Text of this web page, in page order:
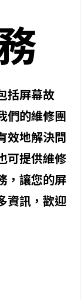
括屏幕故
們的維修團
效地解決問
可提供維修
，讓您的屏
資訊，歡迎